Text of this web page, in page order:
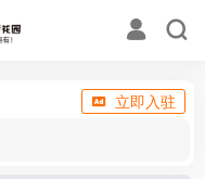
立即入驻